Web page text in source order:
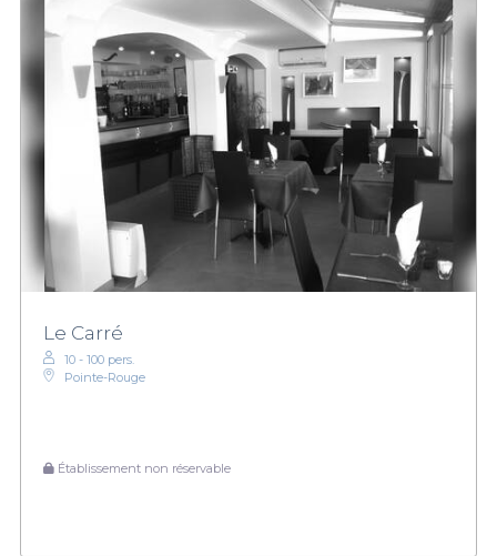
Le Carré
10 - 100 pers.
Pointe-Rouge
Établissement non réservable